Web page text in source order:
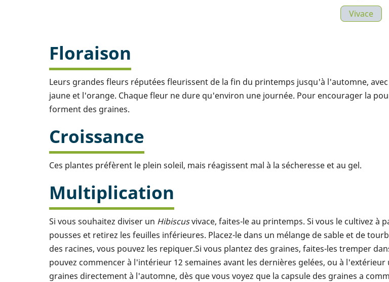
Vivace
Floraison
Leurs grandes fleurs réputées fleurissent de la fin du printemps jusqu'à l'automne,
jaune et l'orange. Chaque fleur ne dure qu'environ une journée. Pour encourager la
forment des graines.
Croissance
Ces plantes préfèrent le plein soleil, mais réagissent mal à la sécheresse et au gel.
Multiplication
Si vous souhaitez diviser un Hibiscusvivace, faites-le au printemps. Si vous le cultivez à
pousses et retirez les feuilles inférieures. Placez-le dans un mélange de sable et de
des racines, vous pouvez les repiquer.Si vous plantez des graines, faites-les tremper
pouvez commencer à l'intérieur 12 semaines avant les dernières gelées, ou à
graines directement à l'automne, dès que vous voyez que la capsule des graines a